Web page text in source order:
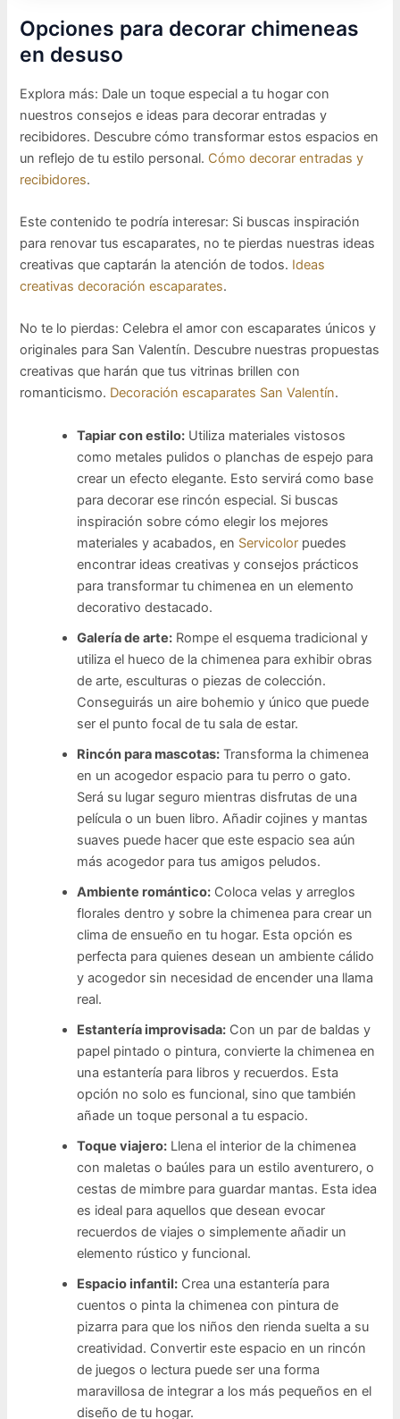
Opciones para decorar chimeneas
en desuso
Explora más: Dale un toque especial a tu hogar con
nuestros consejos e ideas para decorar entradas y
recibidores. Descubre cómo transformar estos espacios en
un reflejo de tu estilo personal. Cómo decorar entradas y
recibidores.
Este contenido te podría interesar: Si buscas inspiración
para renovar tus escaparates, no te pierdas nuestras ideas
creativas que captarán la atención de todos. Ideas
creativas decoración escaparates.
No te lo pierdas: Celebra el amor con escaparates únicos y
originales para San Valentín. Descubre nuestras propuestas
creativas que harán que tus vitrinas brillen con
romanticismo. Decoración escaparates San Valentín.
Tapiar con estilo: Utiliza materiales vistosos
como metales pulidos o planchas de espejo para
crear un efecto elegante. Esto servirá como base
para decorar ese rincón especial. Si buscas
inspiración sobre cómo elegir los mejores
materiales y acabados, en Servicolor puedes
encontrar ideas creativas y consejos prácticos
para transformar tu chimenea en un elemento
decorativo destacado.
Galería de arte: Rompe el esquema tradicional y
utiliza el hueco de la chimenea para exhibir obras
de arte, esculturas o piezas de colección.
Conseguirás un aire bohemio y único que puede
ser el punto focal de tu sala de estar.
Rincón para mascotas: Transforma la chimenea
en un acogedor espacio para tu perro o gato.
Será su lugar seguro mientras disfrutas de una
película o un buen libro. Añadir cojines y mantas
suaves puede hacer que este espacio sea aún
más acogedor para tus amigos peludos.
Ambiente romántico: Coloca velas y arreglos
florales dentro y sobre la chimenea para crear un
clima de ensueño en tu hogar. Esta opción es
perfecta para quienes desean un ambiente cálido
y acogedor sin necesidad de encender una llama
real.
Estantería improvisada: Con un par de baldas y
papel pintado o pintura, convierte la chimenea en
una estantería para libros y recuerdos. Esta
opción no solo es funcional, sino que también
añade un toque personal a tu espacio.
Toque viajero: Llena el interior de la chimenea
con maletas o baúles para un estilo aventurero, o
cestas de mimbre para guardar mantas. Esta idea
es ideal para aquellos que desean evocar
recuerdos de viajes o simplemente añadir un
elemento rústico y funcional.
Espacio infantil: Crea una estantería para
cuentos o pinta la chimenea con pintura de
pizarra para que los niños den rienda suelta a su
creatividad. Convertir este espacio en un rincón
de juegos o lectura puede ser una forma
maravillosa de integrar a los más pequeños en el
diseño de tu hogar.